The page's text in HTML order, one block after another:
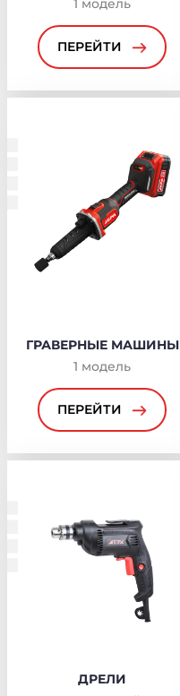
1 модель
ПЕРЕЙТИ
ГРАВЕРНЫЕ МАШИНЫ
1 модель
ПЕРЕЙТИ
ДРЕЛИ